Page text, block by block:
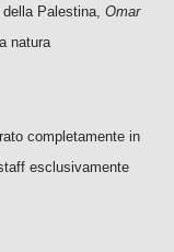
Palestina, Omar
natura
completamente in
esclusivamente